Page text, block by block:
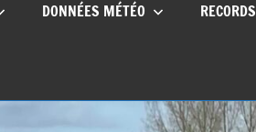
DONNÉES MÉTÉO RECORDS